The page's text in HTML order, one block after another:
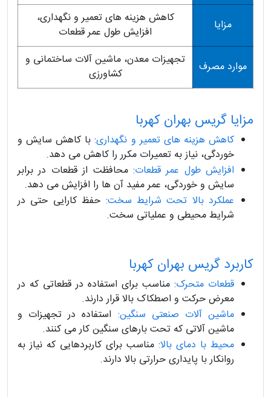
مزایا
کاهش هزینه های تعمیر و نگهداری،
افزایش طول عمر قطعات
موارد مصرف
تجهیزات معدن، ماشین آلات ساختمانی و
کشاورزی
مزایا گریس بهران کهربا
کاهش هزینه های تعمیر و نگهداری:با کاهش سایش و
خوردگی، نیاز به تعمیرات مکرر را کاهش می دهد.
افزایش طول عمر قطعات:محافظت از قطعات در برابر
سایش و خوردگی، عمر مفید آن ها را افزایش می دهد.
عملکرد بالا تحت شرایط سخت: حفظ کارایی حتی در
شرایط محیطی و عملیاتی سخت.
کاربرد گریس بهران کهربا
قطعات متحرک: مناسب برای استفاده در قطعاتی که در
معرض حرکت و اصطکاک بالا قرار دارند.
ماشین آلات صنعتی سنگین: استفاده در تجهیزات و
ماشین آلاتی که تحت بارهای سنگین کار می کنند.
محیط با دمای بالا: مناسب برای کاربردهایی که نیاز به
روانکار با پایداری حرارتی بالا دارند.